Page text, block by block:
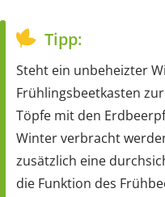
Tipp:
Steht ein unbeheizter
Frühlingsbeetkasten
Töpfe mit den
Winter verbracht
zusätzlich eine
die Funktion des